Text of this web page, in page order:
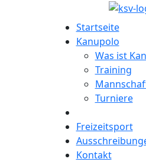
Startseite
Kanupolo
Was ist
Training
Turniere
Freizeitsport
Kontakt